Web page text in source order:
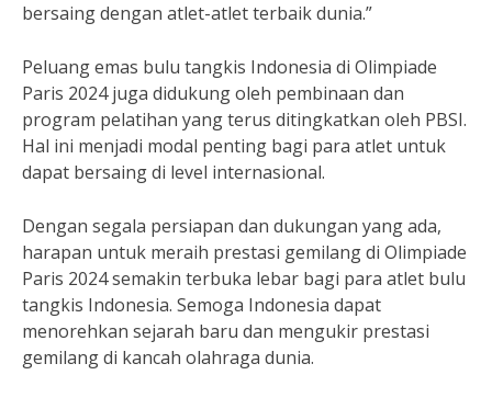
bersaing dengan atlet-atlet terbaik dunia.”
Peluang emas bulu tangkis Indonesia di Olimpiade
Paris 2024 juga didukung oleh pembinaan dan
program pelatihan yang terus ditingkatkan oleh PBSI.
Hal ini menjadi modal penting bagi para atlet untuk
dapat bersaing di level internasional.
Dengan segala persiapan dan dukungan yang ada,
harapan untuk meraih prestasi gemilang di Olimpiade
Paris 2024 semakin terbuka lebar bagi para atlet bulu
tangkis Indonesia. Semoga Indonesia dapat
menorehkan sejarah baru dan mengukir prestasi
gemilang di kancah olahraga dunia.